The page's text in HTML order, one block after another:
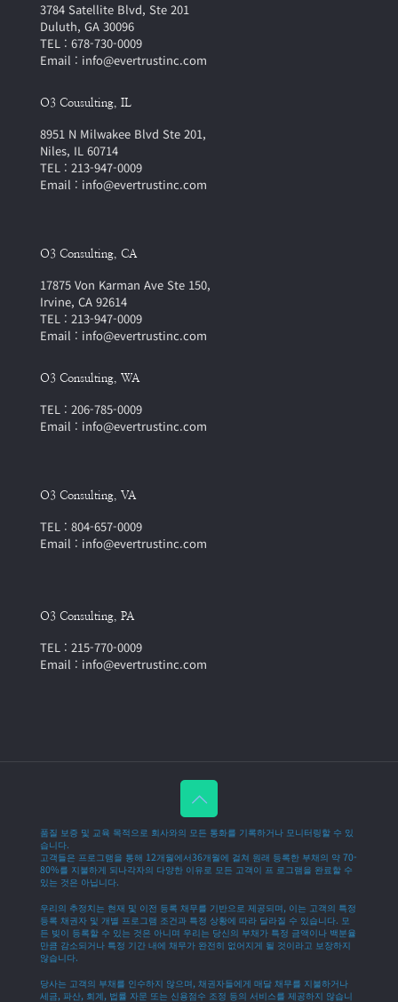
3784 Satellite Blvd, Ste 201
Duluth, GA 30096
TEL : 678-730-0009
Email : info@evertrustinc.com
O3 Cousulting, IL
8951 N Milwakee Blvd Ste 201,
Niles, IL 60714
TEL : 213-947-0009
Email : info@evertrustinc.com
O3 Consulting, CA
17875 Von Karman Ave Ste 150,
Irvine, CA 92614
TEL : 213-947-0009
Email : info@evertrustinc.com
O3 Consulting, WA
TEL : 206-785-0009
Email : info@evertrustinc.com
O3 Consulting, VA
TEL : 804-657-0009
Email : info@evertrustinc.com
O3 Consulting, PA
TEL : 215-770-0009
Email : info@evertrustinc.com
품질 보증 및 교육 목적으로 회사와의 모든 통화를 기록하거나 모니터링할 수 있
습니다.
고객들은 프로그램을 통해 12개월에서36개월에 걸쳐 원래 등록한 부채의 약 70-
80%를 지불하게 되나각자의 다양한 이유로 모든 고객이 프 로그램을 완료할 수
있는 것은 아닙니다.
우리의 추정치는 현재 및 이전 등록 채무를 기반으로 제공되며, 이는 고객의 특정
등록 채권자 및 개별 프로그램 조건과 특정 상황에 따라 달라질 수 있습니다. 모
든 빚이 등록할 수 있는 것은 아니며 우리는 당신의 부채가 특정 금액이나 백분율
만큼 감소되거나 특정 기간 내에 채무가 완전히 없어지게 될 것이라고 보장하지
않습니다.
당사는 고객의 부채를 인수하지 않으며, 채권자들에게 매달 채무를 지불하거나
세금, 파산, 회계, 법률 자문 또는 신용점수 조정 등의 서비스를 제공하지 않습니